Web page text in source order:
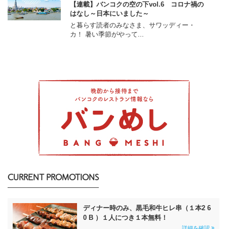
【連載】バンコクの空の下vol.6 コロナ禍の
はなし～日本にいました～
と暮らす読者のみなさま、サワッディー・
カ！ 暑い季節がやって...
CURRENT PROMOTIONS
ディナー時のみ、黒毛和牛ヒレ串（１本2 6
0 B ）１人につき１本無料！